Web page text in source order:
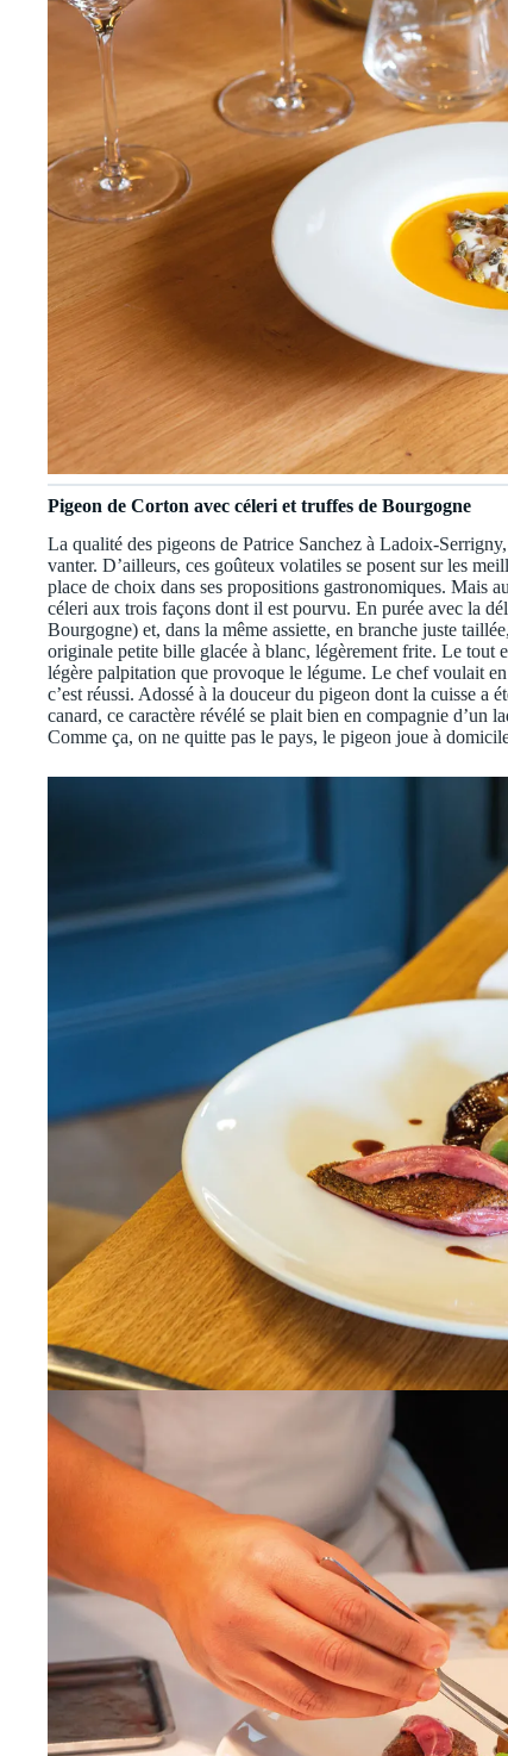
Pigeon de Corton avec céleri et truffes de Bourgogne
La qualité des pigeons de Patrice Sanchez à Ladoix-
vanter. D’ailleurs, ces goûteux volatiles se posent sur les
place de choix dans ses propositions gastronomiques. Mais
céleri aux trois façons dont il est pourvu. En purée avec la
Bourgogne) et, dans la même assiette, en branche juste
originale petite bille glacée à blanc, légèrement frite. Le tout
légère palpitation que provoque le légume. Le chef voulait
c’est réussi. Adossé à la douceur du pigeon dont la cuisse a
canard, ce caractère révélé se plait bien en compagnie d’un
Comme ça, on ne quitte pas le pays, le pigeon joue à